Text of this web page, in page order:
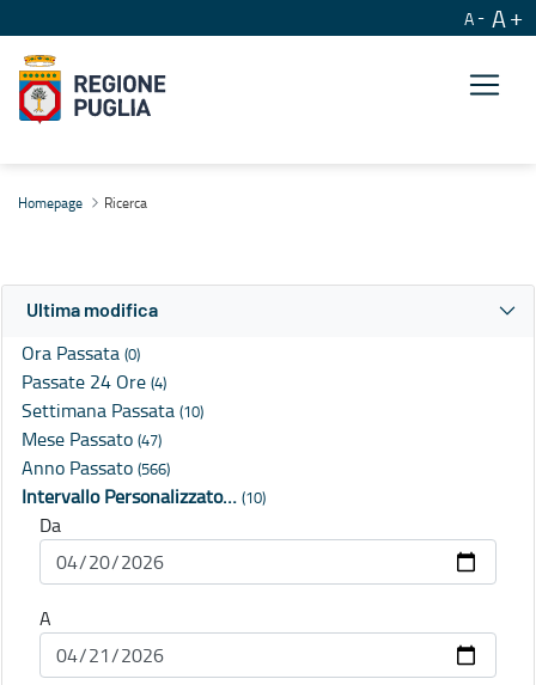
A A
Homepage Ricerca
Ultima modifica
Ora Passata (0)
Passate 24 Ore (4)
Settimana Passata (10)
Mese Passato (47)
Anno Passato (566)
Intervallo Personalizzato… (10)
Da
A